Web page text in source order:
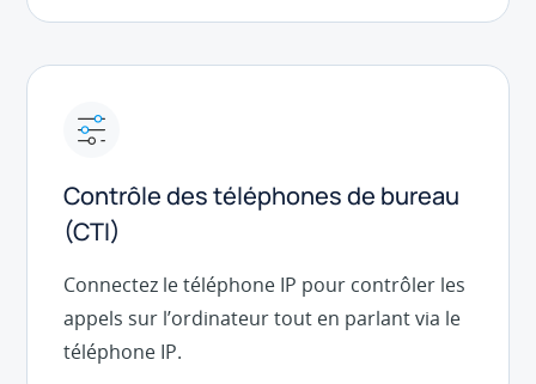
Contrôle des téléphones de bureau
(CTI)
Connectez le téléphone IP pour contrôler les
appels sur l’ordinateur tout en parlant via le
téléphone IP.